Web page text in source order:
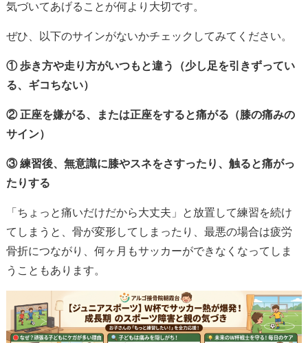
気づいてあげることが何より大切です。
ぜひ、以下のサインがないかチェックしてみてください。
① 歩き方や走り方がいつもと違う（少し足を引きずってい
る、ギコちない）
② 正座を嫌がる、または正座をすると痛がる（膝の痛みの
サイン）
③ 練習後、無意識に膝やスネをさすったり、触ると痛がっ
たりする
「ちょっと痛いだけだから大丈夫」と放置して練習を続け
てしまうと、骨が変形してしまったり、最悪の場合は疲労
骨折につながり、何ヶ月もサッカーができなくなってしま
うこともあります。